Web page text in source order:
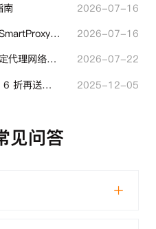
南
2026-07-16
海外住宅IP常见问题解答：实测SmartProxy使用经验分享
2026-07-16
反复换IP依旧掉线？五层排查搞定代理网络异常
2026-07-22
AdsPower 黑五大促开启｜年付 6 折再送半年＋豪礼抽奖
2025-12-05
见问答